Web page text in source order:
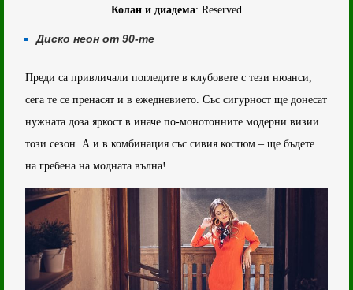
Колан и диадема: Reserved
Диско неон от 90-те
Преди са привличали погледите в клубовете с тези нюанси,
сега те се пренасят и в ежедневието. Със сигурност ще донесат
нужната доза яркост в иначе по-монотонните модерни визии
този сезон. А и в комбинация със сивия костюм – ще бъдете
на гребена на модната вълна!